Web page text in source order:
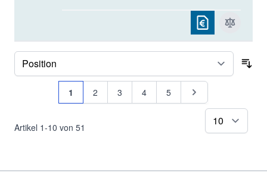
Artikel 1-10 von 51
Seite
Sie lesen gerade Seite
1 Seite
2 Seite
3 Seite
4 Seite
5 Seite